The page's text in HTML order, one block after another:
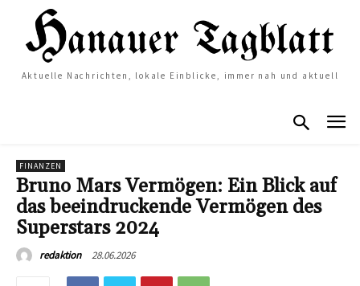
Aktuelle Nachrichten, lokale Einblicke, immer nah und aktuell
FINANZEN
Bruno Mars Vermögen: Ein Blick auf
das beeindruckende Vermögen des
Superstars 2024
redaktion 28.06.2026